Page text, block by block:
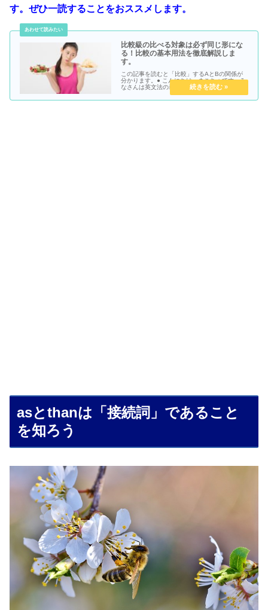
す。ぜひ一読することをおススメします。
比較級の比べる対象は必ず同じ形にな
る！比較の基本用法を徹底解説しま
す。
この記事を読むと「比較」するAとBの関係が
分かります。● こんにちは、まこちょです。み
なさんは英文法の単元の中にの「比較」という
ジャンルがあるのはご存知かと思います。そ
う、as～asの文だの -er than～の文なんかがポ
asとthanは「接続詞」であること
を知ろう